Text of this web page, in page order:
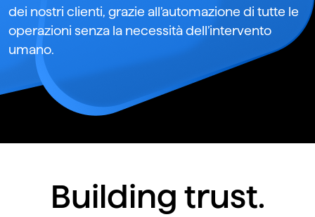
dei nostri clienti, grazie all’automazione di tutte le
operazioni senza la necessità dell’intervento
umano.
Building trust.